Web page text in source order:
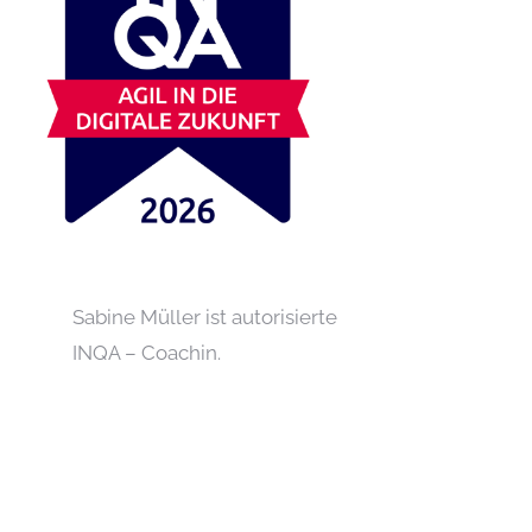
Sabine Müller ist autorisierte
INQA – Coachin.